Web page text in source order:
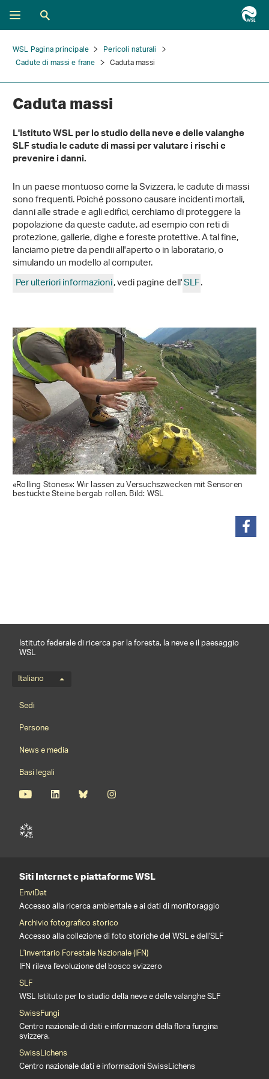
WSL Pagina principale
Pericoli naturali
Cadute di massi e frane
Caduta massi
Caduta massi
L'Istituto WSL per lo studio della neve e delle valanghe
SLF studia le cadute di massi per valutare i rischi e
prevenire i danni.
In un paese montuoso come la Svizzera, le cadute di massi
sono frequenti. Poiché possono causare incidenti mortali,
danni alle strade e agli edifici, cerchiamo di proteggere la
popolazione da queste cadute, ad esempio con reti di
protezione, gallerie, dighe e foreste protettive. A tal fine,
lanciamo pietre da pendii all'aperto o in laboratario, o
simulando un modello al computer.
Per ulteriori informazioni, vedi pagine dell'SLF.
«Rolling Stones»: Wir lassen zu Versuchszwecken mit Sensoren
bestückte Steine bergab rollen. Bild: WSL
Istituto federale di ricerca per la foresta, la neve e il paesaggio
WSL
Menu della lingua
Italiano
Footernavigation
Sedi
Persone
News e media
Basi legali
Siti Internet e piattaforme WSL
EnviDat
Accesso alla ricerca ambientale e ai dati di monitoraggio
Archivio fotografico storico
Accesso alla collezione di foto storiche del WSL e dell'SLF
L'inventario Forestale Nazionale (IFN)
IFN rileva l'evoluzione del bosco svizzero
SLF
WSL Istituto per lo studio della neve e delle valanghe SLF
SwissFungi
Centro nazionale di dati e informazioni della flora fungina
svizzera.
SwissLichens
Centro nazionale dati e informazioni SwissLichens